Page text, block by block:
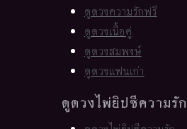
ดูดวงความรักฟรี
ดูดวงเนื้อคู่
ดูดวงสมพงษ์
ดูดวงแฟนเก่า
ดูดวงไพ่ยิปซีความรัก